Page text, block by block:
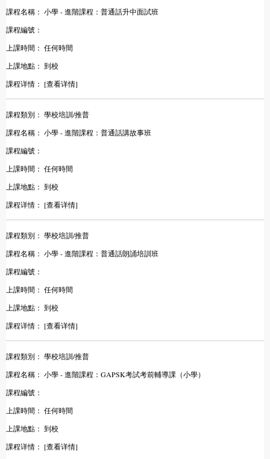
課程名稱： 小學 - 進階課程：普通話升中面試班
課程編號：
上課時間： 任何時間
上課地點： 到校
課程详情： [查看详情]
課程類別： 學校培訓/推普
課程名稱： 小學 - 進階課程：普通話講故事班
課程編號：
上課時間： 任何時間
上課地點： 到校
課程详情： [查看详情]
課程類別： 學校培訓/推普
課程名稱： 小學 - 進階課程：普通話朗誦培訓班
課程編號：
上課時間： 任何時間
上課地點： 到校
課程详情： [查看详情]
課程類別： 學校培訓/推普
課程名稱： 小學 - 進階課程：GAPSK考試考前輔導課（小學）
課程編號：
上課時間： 任何時間
上課地點： 到校
課程详情： [查看详情]